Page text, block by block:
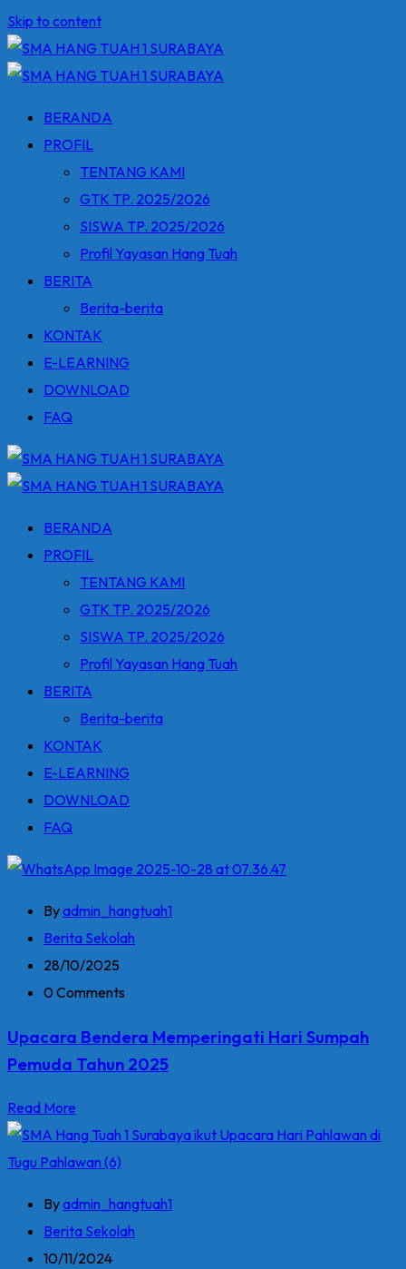
Skip to content
BERANDA
PROFIL
TENTANG KAMI
GTK TP. 2025/2026
SISWA TP. 2025/2026
Profil Yayasan Hang Tuah
BERITA
Berita-berita
KONTAK
E-LEARNING
DOWNLOAD
FAQ
BERANDA
PROFIL
TENTANG KAMI
GTK TP. 2025/2026
SISWA TP. 2025/2026
Profil Yayasan Hang Tuah
BERITA
Berita-berita
KONTAK
E-LEARNING
DOWNLOAD
FAQ
Byadmin_hangtuah1
Berita Sekolah
28/10/2025
0 Comments
Upacara Bendera Memperingati Hari Sumpah
Pemuda Tahun 2025
Read More
Byadmin_hangtuah1
Berita Sekolah
10/11/2024